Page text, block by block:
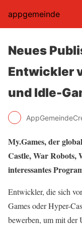
appgemeinde
Neues
Entwickler
und Idle-
My.Games, der
Castle, War Robots,
interessantes
Entwickler, die sich
Games oder Hyper-
bewerben, um mit der